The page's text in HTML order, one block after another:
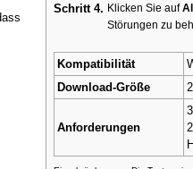
Schritt 4. Klicken Sie auf
Störungen zu
Kompatibilität
Download-Größe
Anforderungen